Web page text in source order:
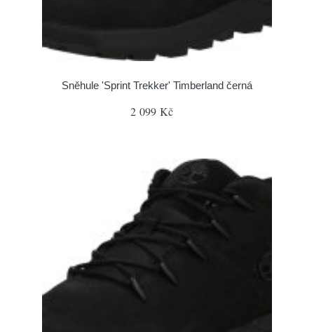
Sněhule 'Sprint Trekker' Timberland černá
2 099 Kč